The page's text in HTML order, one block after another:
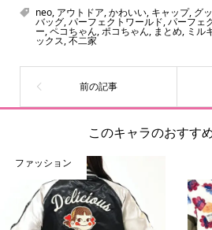
をご紹介しています。生まれたばか
ーをいち早く皆さんにお届けするこ
ひとつです。
neo, アウトドア,かわいい, キャップ, グ
バッグ,パーフェクトワールド,パーフェ
ー,ペコちゃん,ポコちゃん, まとめ, ミル
ックス,不二家
このキャラのおすす
ファッション